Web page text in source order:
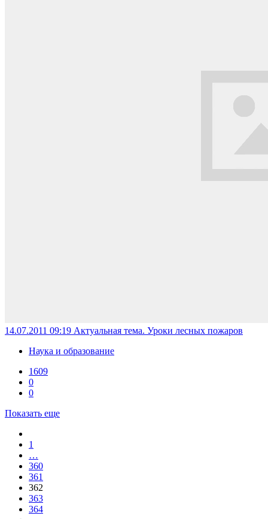
14.07.2011 09:19 Актуальная тема. Уроки лесных пожаров
Наука и образование
1609
0
0
Показать еще
1
…
360
361
362
363
364